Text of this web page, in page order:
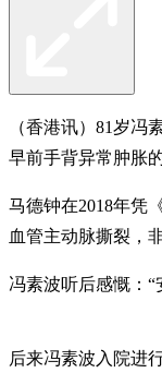
（香港讯）81岁
早前手背异常肿胀
马德钟在2018年凭
血管主动脉撕裂，
冯素波听后感慨：
后来冯素波入院进